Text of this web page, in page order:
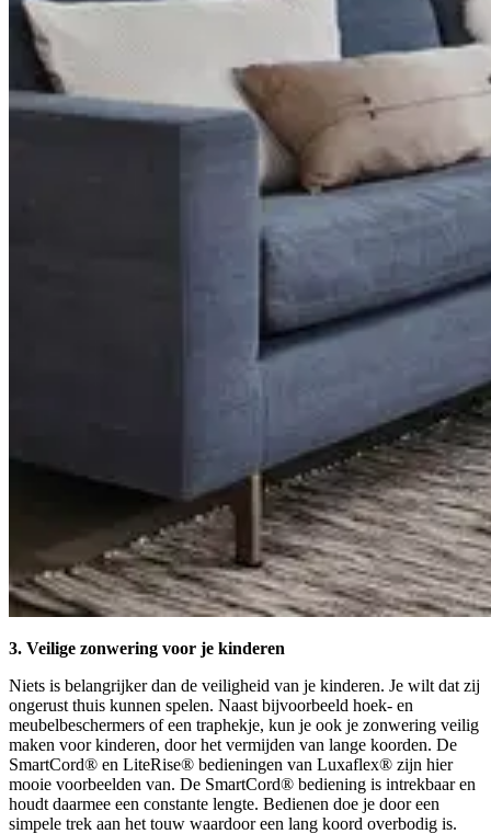
3. Veilige zonwering voor je kinderen
Niets is belangrijker dan de veiligheid van je kinderen. Je wilt dat zij
ongerust thuis kunnen spelen. Naast bijvoorbeeld hoek- en
meubelbeschermers of een traphekje, kun je ook je zonwering veilig
maken voor kinderen, door het vermijden van lange koorden. De
SmartCord® en LiteRise® bedieningen van Luxaflex® zijn hier
mooie voorbeelden van. De SmartCord® bediening is intrekbaar en
houdt daarmee een constante lengte. Bedienen doe je door een
simpele trek aan het touw waardoor een lang koord overbodig is.